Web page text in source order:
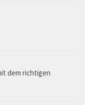
dem richtigen